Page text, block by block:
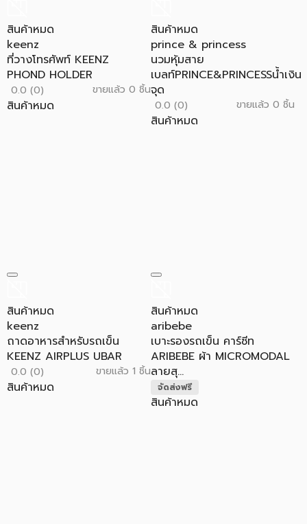
สินค้าหมด
keenz
ที่วางโทรศัพท์ KEENZ
PHOND HOLDER
0.0 (0) ขายแล้ว 0 ชิ้น
สินค้าหมด
สินค้าหมด
prince & princess
นวมหุ้มสาย
เบลท์PRINCE&PRINCESSน้ำเงิน
จุด
0.0 (0) ขายแล้ว 0 ชิ้น
สินค้าหมด
สินค้าหมด
keenz
ถาดอาหารสำหรับรถเข็น
KEENZ AIRPLUS UBAR
0.0 (0) ขายแล้ว 1 ชิ้น
สินค้าหมด
สินค้าหมด
aribebe
เบาะรองรถเข็น คาร์ซีท
ARIBEBE ผ้า MICROMODAL
ลายสุ...
จัดส่งฟรี
สินค้าหมด